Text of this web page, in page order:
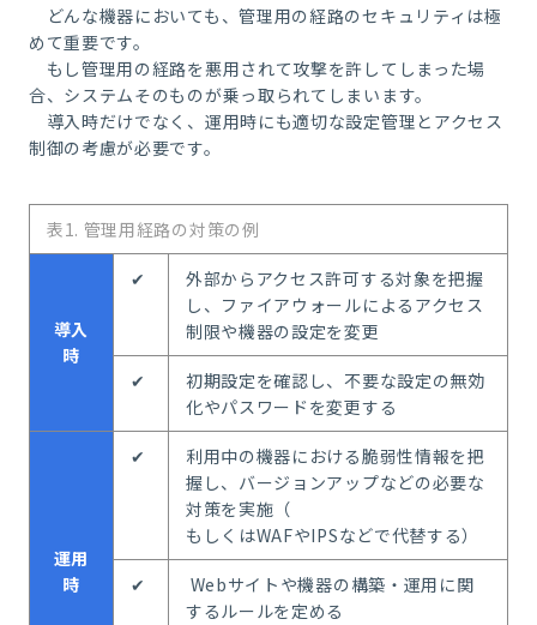
どんな機器においても、管理用の経路のセキュリティは極
めて重要です。
もし管理用の経路を悪用されて攻撃を許してしまった場
合、システムそのものが乗っ取られてしまいます。
導入時だけでなく、運用時にも適切な設定管理とアクセス
制御の考慮が必要です。
表1. 管理用経路の対策の例
導入
時
✔
外部からアクセス許可する対象を把握
し、ファイアウォールによるアクセス
制限や機器の設定を変更
✔
初期設定を確認し、不要な設定の無効
化やパスワードを変更する
運用
時
✔
利用中の機器における脆弱性情報を把
握し、バージョンアップなどの必要な
対策を実施（
もしくはWAFやIPSなどで代替する）
✔
Webサイトや機器の構築・運用に関
するルールを定める